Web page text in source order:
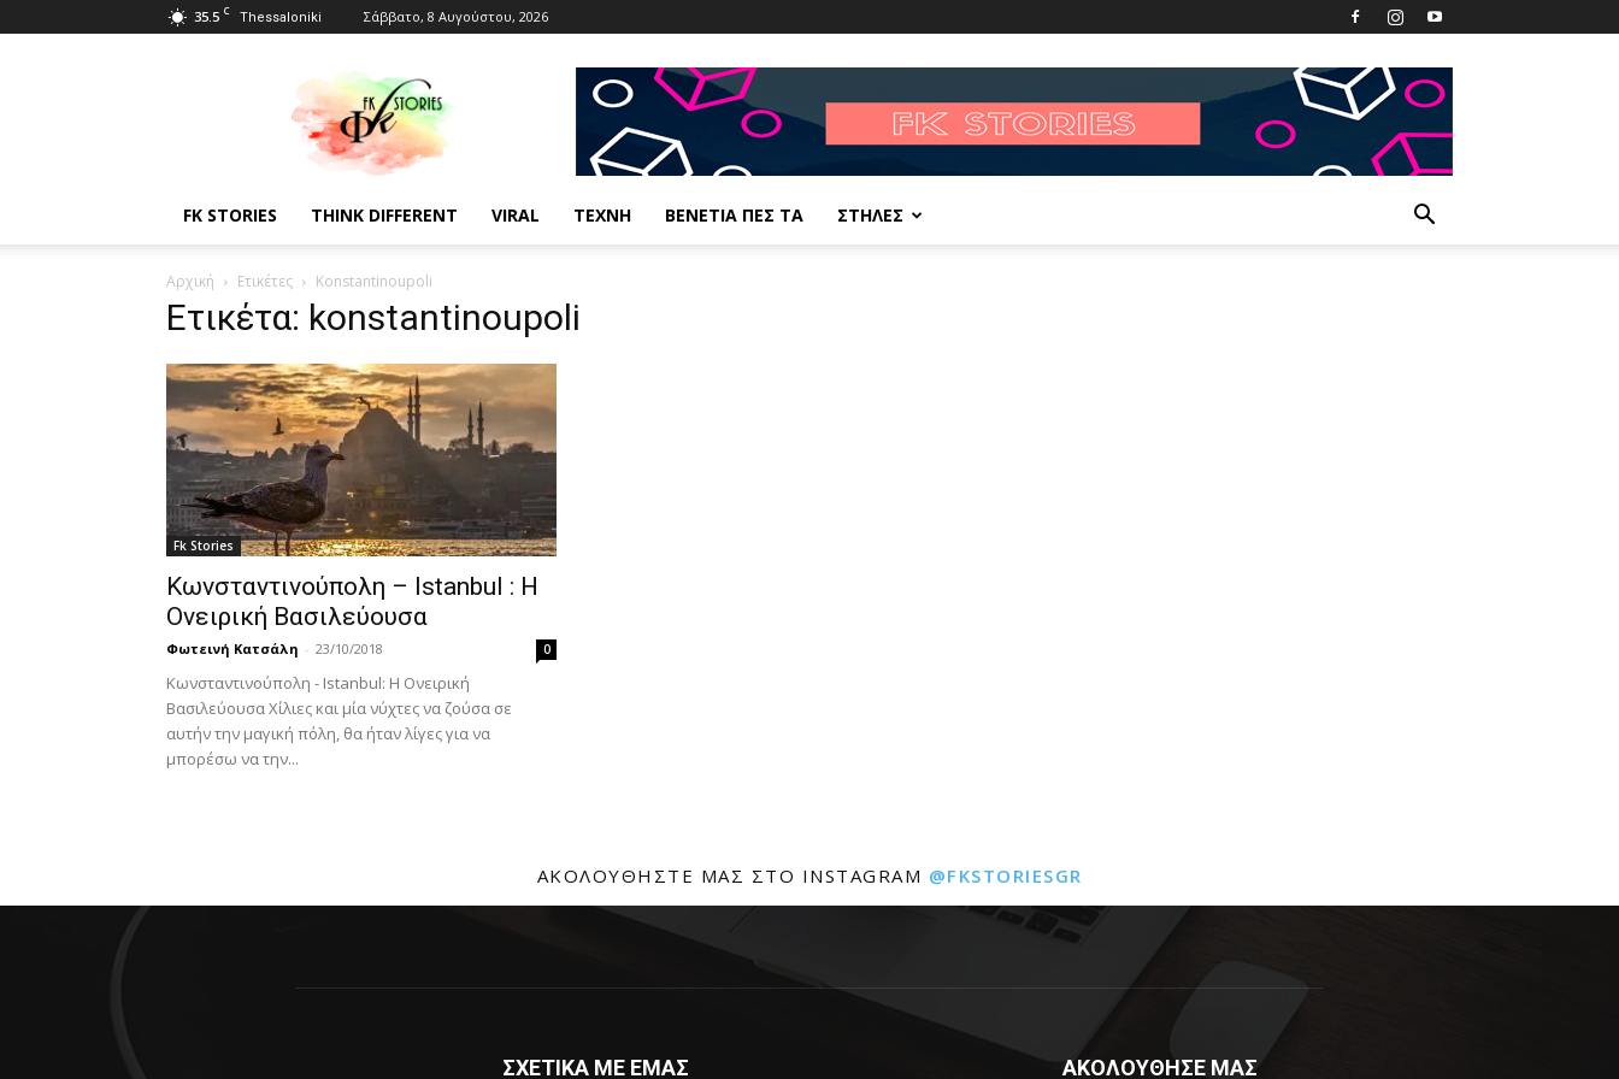
35.5 C Thessaloniki Σάββατο, 8 Αυγούστου, 2026
Fkstories
FK STORIES THINK DIFFERENT VIRAL ΤΕΧΝΗ ΒΕΝΕΤΙΑ ΠΕΣ ΤΑ ΣΤΗΛΕΣ
Αρχική Ετικέτες Konstantinoupoli
Ετικέτα: konstantinoupoli
Fk Stories
Κωνσταντινούπολη – Istanbul : Η
Oνειρική Βασιλεύουσα
Φωτεινή Κατσάλη - 23/10/2018 0
Κωνσταντινούπολη - Istanbul: Η Oνειρική
Βασιλεύουσα Χίλιες και μία νύχτες να ζούσα σε
αυτήν την μαγική πόλη, θα ήταν λίγες για να
μπορέσω να την...
ΑΚΟΛΟΥΘΉΣΤΕ ΜΑΣ ΣΤΟ INSTAGRAM @FKSTORIESGR
ΣΧΕΤΙΚΑ ΜΕ ΕΜΑΣ ΑΚΟΛΟΥΘΗΣΕ ΜΑΣ